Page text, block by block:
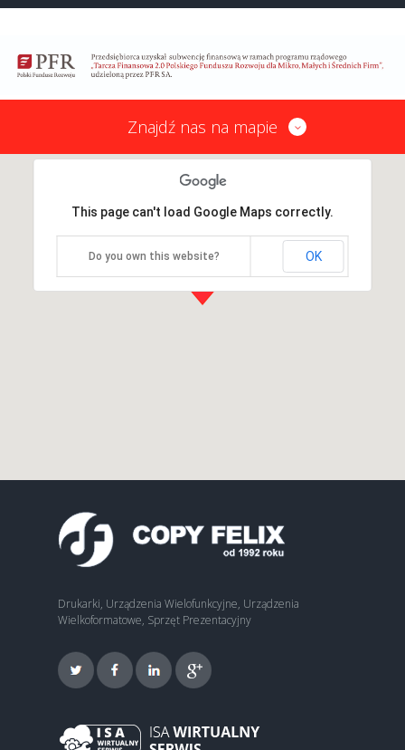
Znajdź nas na mapie
This page can't load Google Maps correctly.
Do you own this website? OK
Drukarki, Urządzenia Wielofunkcyjne, Urządzenia
Wielkoformatowe, Sprzęt Prezentacyjny